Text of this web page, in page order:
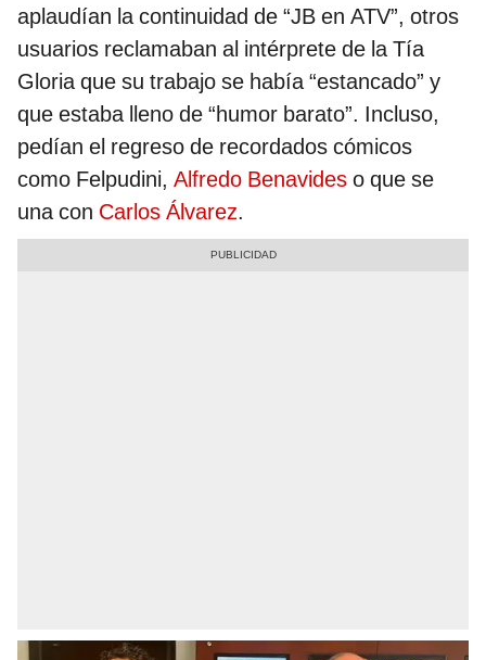
aplaudían la continuidad de “JB en ATV”, otros
usuarios reclamaban al intérprete de la Tía
Gloria que su trabajo se había “estancado” y
que estaba lleno de “humor barato”. Incluso,
pedían el regreso de recordados cómicos
como Felpudini, Alfredo Benavides o que se
una con Carlos Álvarez.